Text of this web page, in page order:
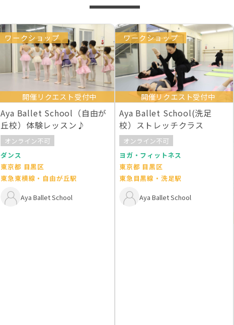
ワークショップ
開催リクエスト受付中
Aya Ballet School（自由が
丘校）体験レッスン♪
オンライン不可
ダンス
東京都 目黒区
東急東横線・自由が丘駅
Aya Ballet School
ワークショップ
開催リクエスト受付中
Aya Ballet School(洗足
校）ストレッチクラス
オンライン不可
ヨガ・フィットネス
東京都 目黒区
東急目黒線・洗足駅
Aya Ballet School